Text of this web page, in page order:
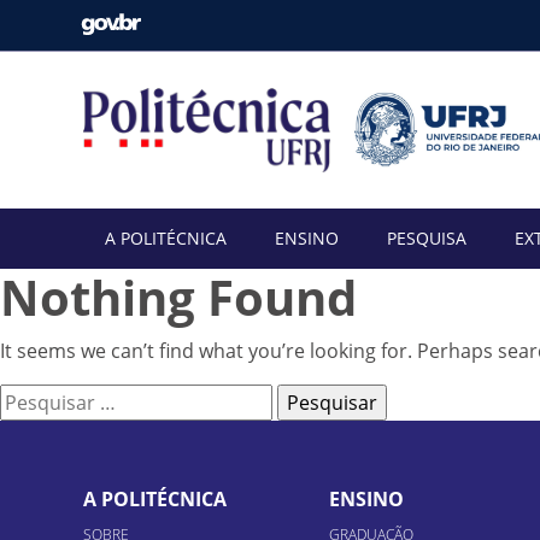
A POLITÉCNICA ENSINO PESQUISA
Nothing Found
It seems we can’t find what you’re looking for. Perhaps
Pesquisar
por:
A POLITÉCNICA
SOBRE
ENSINO
GRADUAÇÃO